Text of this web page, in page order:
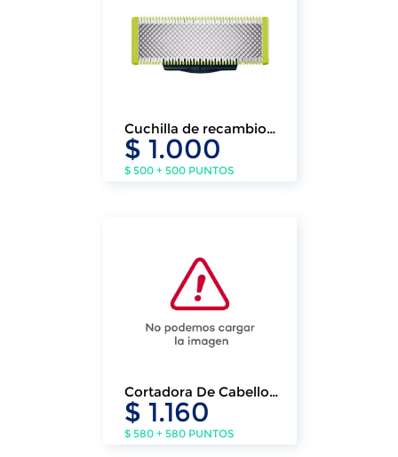
Cuchilla de recambio
OneBlade
$ 1.000
$ 500 + 500 PUNTOS
Cortadora De Cabello
Pelo Con 16 Accesorios
Klasse
$ 1.160
$ 580 + 580 PUNTOS